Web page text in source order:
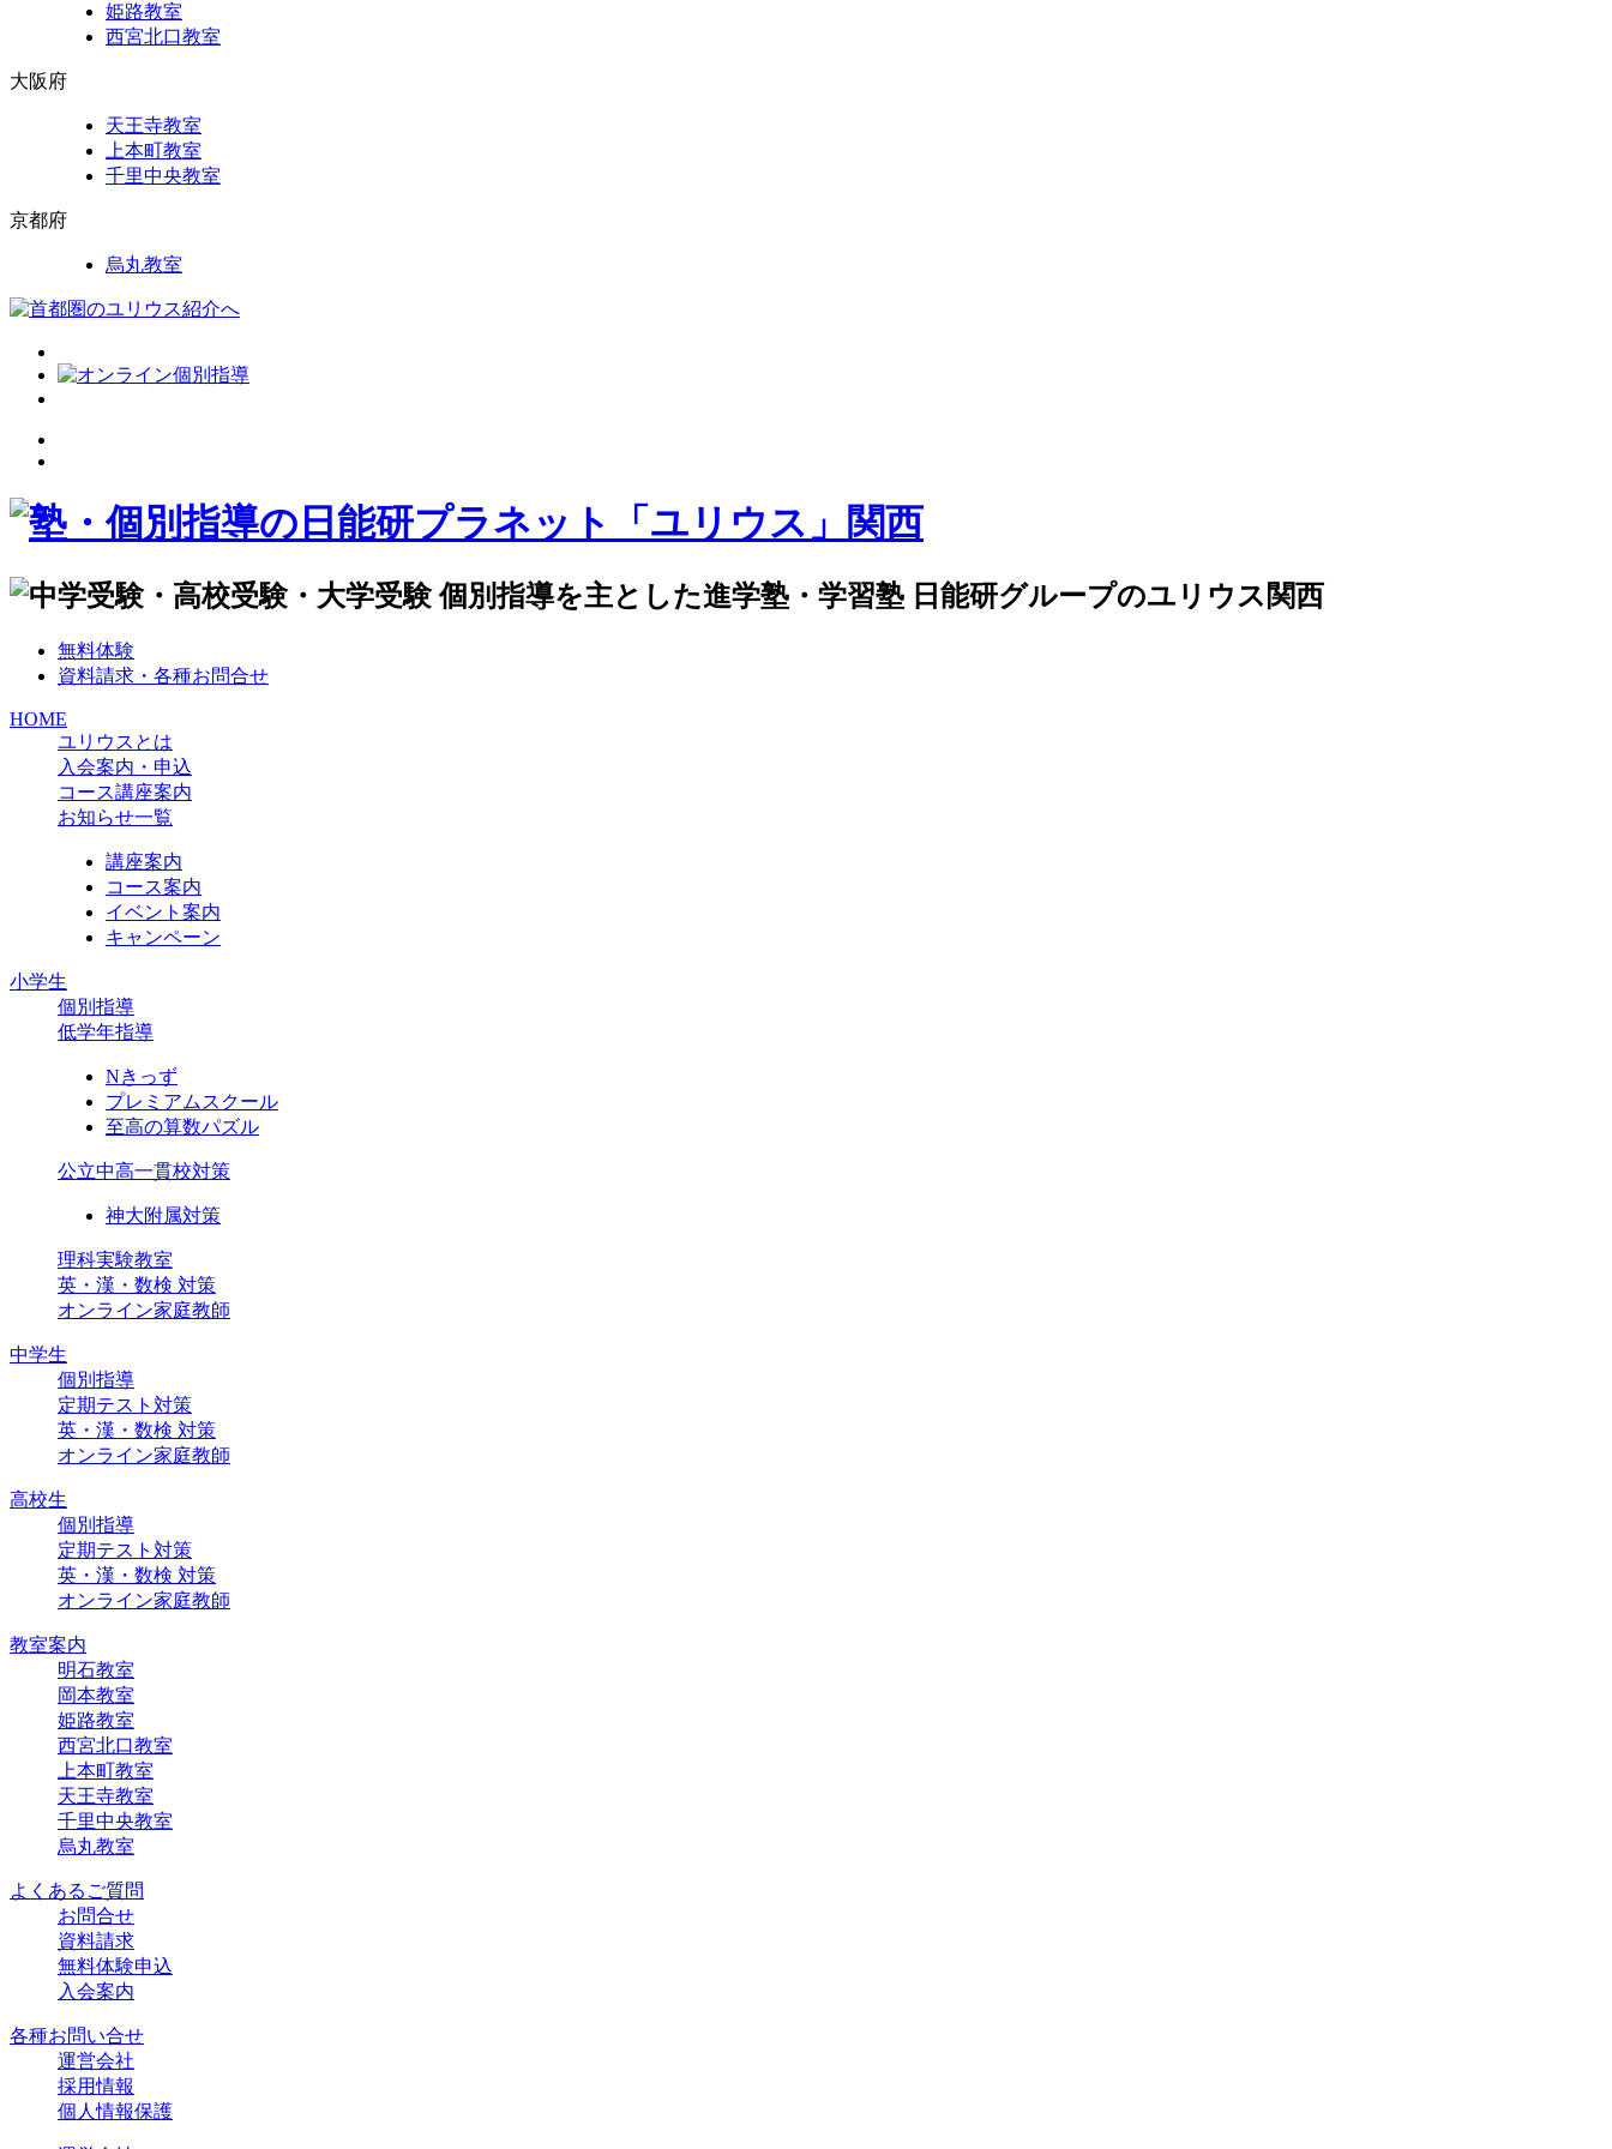
姫路教室
西宮北口教室
大阪府
天王寺教室
上本町教室
千里中央教室
京都府
烏丸教室
無料体験
資料請求・各種お問合せ
HOME
ユリウスとは
入会案内・申込
コース講座案内
お知らせ一覧
講座案内
コース案内
イベント案内
キャンペーン
小学生
個別指導
低学年指導
Nきっず
プレミアムスクール
至高の算数パズル
公立中高一貫校対策
神大附属対策
理科実験教室
英・漢・数検 対策
オンライン家庭教師
中学生
個別指導
定期テスト対策
英・漢・数検 対策
オンライン家庭教師
高校生
個別指導
定期テスト対策
英・漢・数検 対策
オンライン家庭教師
教室案内
明石教室
岡本教室
姫路教室
西宮北口教室
上本町教室
天王寺教室
千里中央教室
烏丸教室
よくあるご質問
お問合せ
資料請求
無料体験申込
入会案内
各種お問い合せ
運営会社
採用情報
個人情報保護